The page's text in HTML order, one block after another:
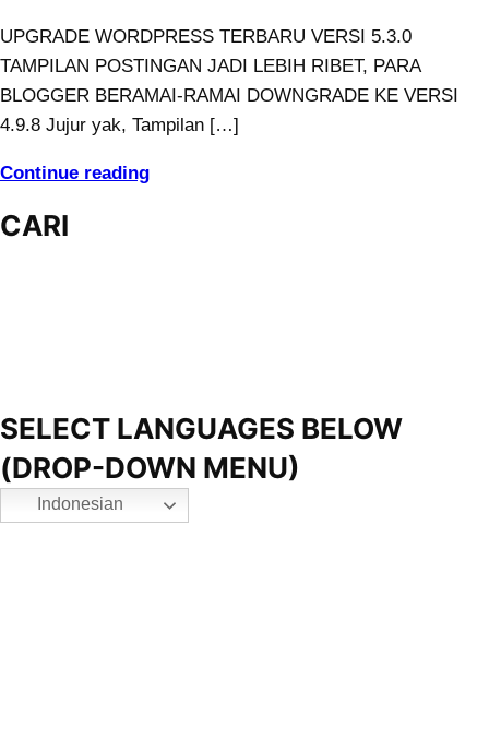
UPGRADE WORDPRESS TERBARU VERSI 5.3.0
TAMPILAN POSTINGAN JADI LEBIH RIBET, PARA
BLOGGER BERAMAI-RAMAI DOWNGRADE KE VERSI
4.9.8 Jujur yak, Tampilan […]
Continue reading
CARI
SELECT LANGUAGES BELOW
(DROP-DOWN MENU)
Indonesian